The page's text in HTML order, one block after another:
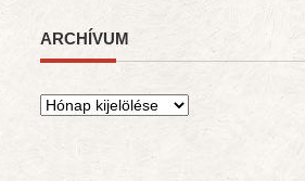
ARCHÍVUM
Archívum